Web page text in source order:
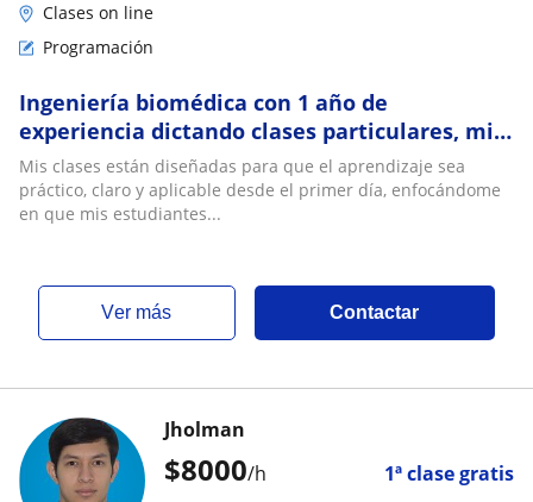
Clases on line
Programación
Ingeniería biomédica con 1 año de
experiencia dictando clases particulares, mi
enfoque se basa en que puedas lograr todos
tus objetivos por medio de mis clases
Mis clases están diseñadas para que el aprendizaje sea
práctico, claro y aplicable desde el primer día, enfocándome
en que mis estudiantes...
ver más Contactar
$8000/h 1ª clase gratis
Jholman